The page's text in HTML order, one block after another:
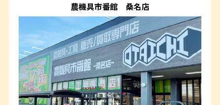
農機具市番館 桑名店